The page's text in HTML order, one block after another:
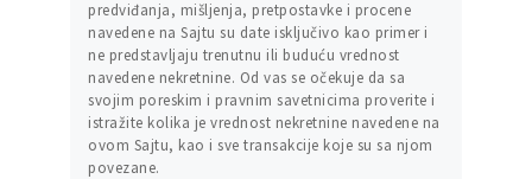
predviđanja, mišljenja, pretpostavke i procene
navedene na Sajtu su date isključivo kao primer i
ne predstavljaju trenutnu ili buduću vrednost
navedene nekretnine. Od vas se očekuje da sa
svojim poreskim i pravnim savetnicima proverite i
istražite kolika je vrednost nekretnine navedene na
ovom Sajtu, kao i sve transakcije koje su sa njom
povezane.